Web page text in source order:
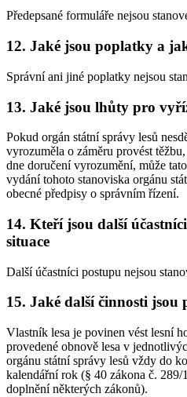
Předepsané formuláře nejsou
12. Jaké jsou poplatky a
Správní ani jiné poplatky nejsou
13. Jaké jsou lhůty pro
Pokud orgán státní správy lesů
vyrozuměla o záměru provést
dne doručení vyrozumění, může
vydání tohoto stanoviska orgánu
obecné předpisy o správním řízení.
14. Kteří jsou další
situace
Další účastníci postupu nejsou
15. Jaké další činnosti jsou
Vlastník lesa je povinen vést lesní
provedené obnově lesa v
orgánu státní správy lesů vždy do
kalendářní rok (§ 40 zákona č. 289/
doplnění některých zákonů).